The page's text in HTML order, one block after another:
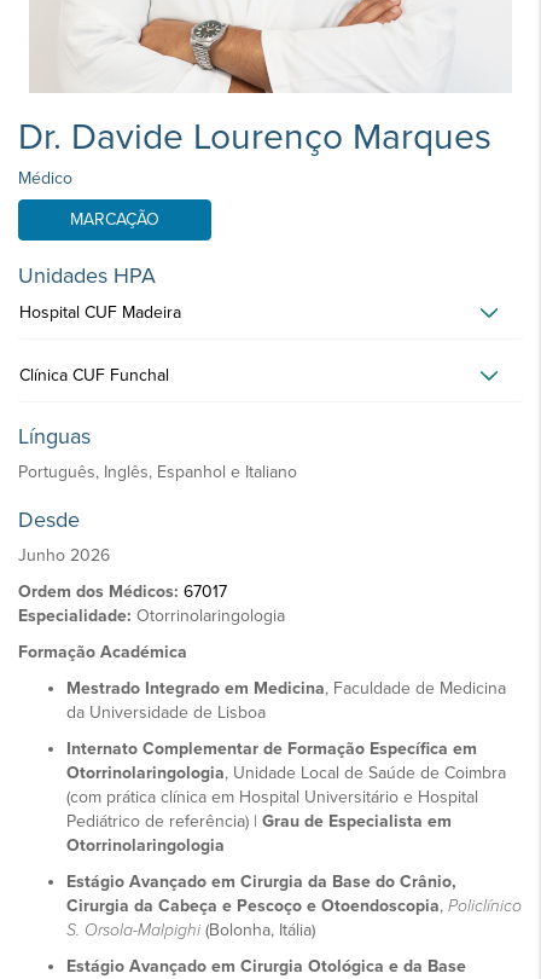
Dr. Davide Lourenço Marques
Médico
MARCAÇÃO
Unidades HPA
Hospital CUF Madeira
Clínica CUF Funchal
Línguas
Português, Inglês, Espanhol e Italiano
Desde
Junho 2026
Ordem dos Médicos: 67017
Especialidade: Otorrinolaringologia
Formação Académica
Mestrado Integrado em Medicina, Faculdade de Medicina
da Universidade de Lisboa
Internato Complementar de Formação Específica em
Otorrinolaringologia, Unidade Local de Saúde de Coimbra
(com prática clínica em Hospital Universitário e Hospital
Pediátrico de referência) | Grau de Especialista em
Otorrinolaringologia
Estágio Avançado em Cirurgia da Base do Crânio,
Cirurgia da Cabeça e Pescoço e Otoendoscopia, Policlínico
S. Orsola-Malpighi (Bolonha, Itália)
Estágio Avançado em Cirurgia Otológica e da Base